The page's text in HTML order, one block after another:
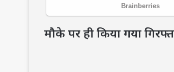
मौके पर ही किया गया